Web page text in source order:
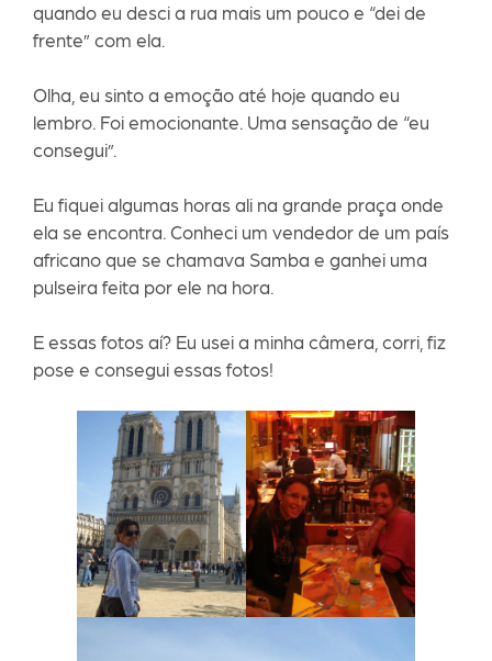
quando eu desci a rua mais um pouco e “dei de
frente” com ela.
Olha, eu sinto a emoção até hoje quando eu
lembro. Foi emocionante. Uma sensação de “eu
consegui”.
Eu fiquei algumas horas ali na grande praça onde
ela se encontra. Conheci um vendedor de um país
africano que se chamava Samba e ganhei uma
pulseira feita por ele na hora.
E essas fotos aí? Eu usei a minha câmera, corri, fiz
pose e consegui essas fotos!